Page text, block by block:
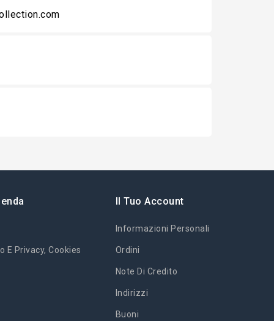
E Privacy, Cookies
Il Tuo Account
Informazioni Personali
Ordini
Note Di Credito
Indirizzi
Buoni